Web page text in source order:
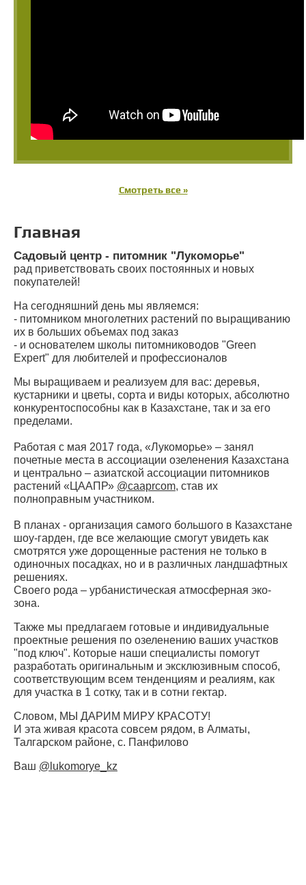
Смотреть все »
Главная
Садовый центр - питомник "Лукоморье"
рад приветствовать своих постоянных и новых
покупателей!
На сегодняшний день мы являемся:
- питомником многолетних растений по выращиванию
их в больших объемах под заказ
- и основателем школы питомниководов "Green
Expert" для любителей и профессионалов
Мы выращиваем и реализуем для вас: деревья,
кустарники и цветы, сорта и виды которых, абсолютно
конкурентоспособны как в Казахстане, так и за его
пределами.
Работая с мая 2017 года, «Лукоморье» – занял
почетные места в ассоциации озеленения Казахстана
и центрально – азиатской ассоциации питомников
растений «ЦААПР» @caaprcom, став их
полноправным участником.
В планах - организация самого большого в Казахстане
шоу-гарден, где все желающие смогут увидеть как
смотрятся уже дорощенные растения не только в
одиночных посадках, но и в различных ландшафтных
решениях.
Своего рода – урбанистическая атмосферная эко-
зона.
Также мы предлагаем готовые и индивидуальные
проектные решения по озеленению ваших участков
"под ключ". Которые наши специалисты помогут
разработать оригинальным и эксклюзивным способ,
соответствующим всем тенденциям и реалиям, как
для участка в 1 сотку, так и в сотни гектар.
Словом, МЫ ДАРИМ МИРУ КРАСОТУ!
И эта живая красота совсем рядом, в Алматы,
Талгарском районе, с. Панфилово
Ваш @lukomorye_kz